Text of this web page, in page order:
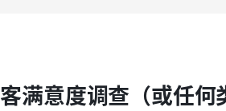
满意度调查（或任何